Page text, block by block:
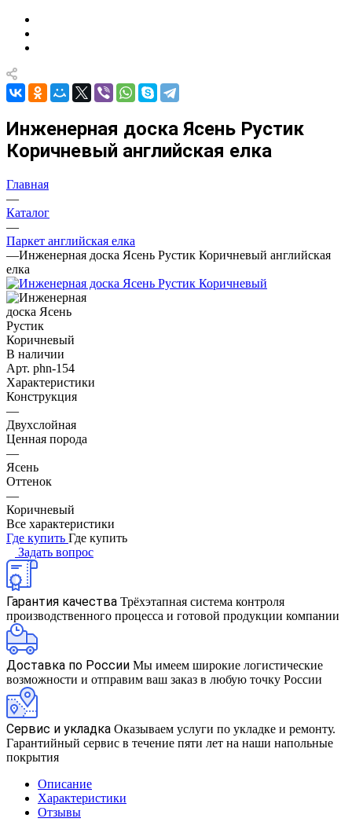
Инженерная доска Ясень Рустик
Коричневый английская елка
Главная
—
Каталог
—
Паркет английская елка
—Инженерная доска Ясень Рустик Коричневый английская
елка
В наличии
Арт. phn-154
Характеристики
Конструкция
—
Двухслойная
Ценная порода
—
Ясень
Оттенок
—
Коричневый
Все характеристики
Где купить Где купить
Задать вопрос
Гарантия качества Трёхэтапная система контроля
производственного процесса и готовой продукции компании
Доставка по России Мы имеем широкие логистические
возможности и отправим ваш заказ в любую точку России
Сервис и укладка Оказываем услуги по укладке и ремонту.
Гарантийный сервис в течение пяти лет на наши напольные
покрытия
Описание
Характеристики
Отзывы